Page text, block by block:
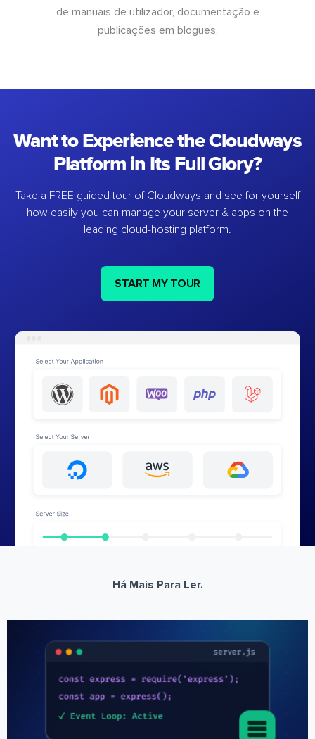
de manuais de utilizador, documentação e
publicações em blogues.
Want to Experience the Cloudways
Platform in Its Full Glory?
Take a FREE guided tour of Cloudways and see for yourself
how easily you can manage your server & apps on the
leading cloud-hosting platform.
START MY TOUR
Há Mais Para Ler.